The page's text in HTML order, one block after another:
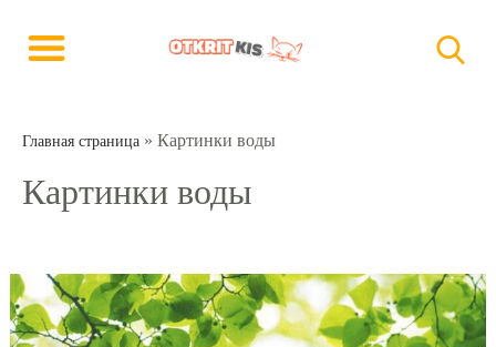
Главная страница » Картинки воды
Картинки воды